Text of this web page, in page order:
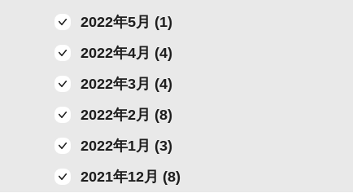
2022年5月 (1)
2022年4月 (4)
2022年3月 (4)
2022年2月 (8)
2022年1月 (3)
2021年12月 (8)